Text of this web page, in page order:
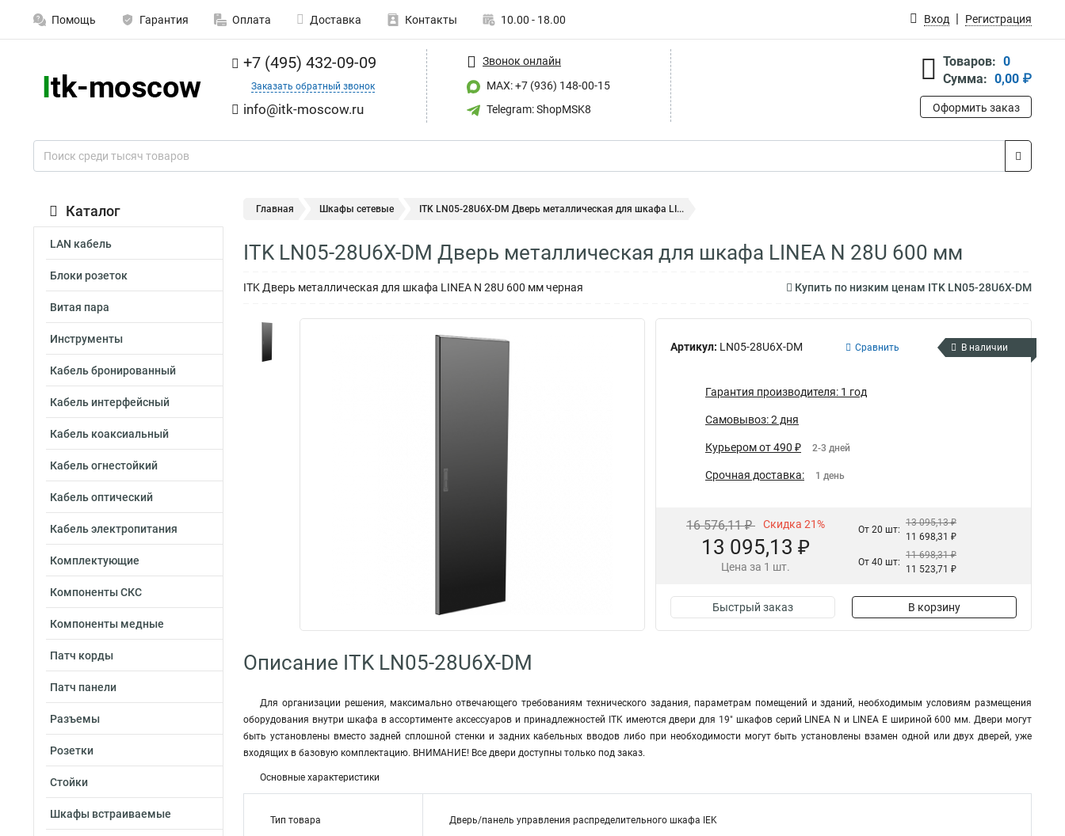
Помощь Гарантия Оплата Доставка Контакты 10.00 - 18.00 Вход Регистрация
+7 (495) 432-09-09
Заказать обратный звонок
info@itk-moscow.ru
Звонок онлайн
MAX: +7 (936) 148-00-15
Telegram: ShopMSK8
Товаров: 0
Сумма: 0,00 ₽
Оформить заказ
Каталог
LAN кабель
Блоки розеток
Витая пара
Инструменты
Кабель бронированный
Кабель интерфейсный
Кабель коаксиальный
Кабель огнестойкий
Кабель оптический
Кабель электропитания
Комплектующие
Компоненты СКС
Компоненты медные
Патч корды
Патч панели
Разъемы
Розетки
Стойки
Шкафы встраиваемые
Главная Шкафы сетевые ITK LN05-28U6X-DM Дверь металлическая для шкафа LI...
ITK LN05-28U6X-DM Дверь металлическая для шкафа LINEA N 28U 600 мм
ITK Дверь металлическая для шкафа LINEA N 28U 600 мм черная Купить по низким ценам ITK LN05-28U6X-DM
Артикул: LN05-28U6X-DM Сравнить В наличии
Гарантия производителя: 1 год
Самовывоз: 2 дня
Курьером от 490 ₽ 2-3 дней
Срочная доставка: 1 день
16 576,11 ₽ Скидка 21%
13 095,13 ₽
Цена за 1 шт.
От 20 шт:
13 095,13 ₽
11 698,31 ₽
От 40 шт:
11 698,31 ₽
11 523,71 ₽
Быстрый заказ В корзину
Описание ITK LN05-28U6X-DM
Для организации решения, максимально отвечающего требованиям технического задания, параметрам помещений и зданий, необходимым условиям размещения
оборудования внутри шкафа в ассортименте аксессуаров и принадлежностей ITK имеются двери для 19" шкафов серий LINEA N и LINEA E шириной 600 мм. Двери могут
быть установлены вместо задней сплошной стенки и задних кабельных вводов либо при необходимости могут быть установлены взамен одной или двух дверей, уже
входящих в базовую комплектацию. ВНИМАНИЕ! Все двери доступны только под заказ.
Основные характеристики
Тип товара Дверь/панель управления распределительного шкафа IEK